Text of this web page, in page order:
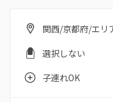
関西/京都府/エリ
選択しない
子連れOK